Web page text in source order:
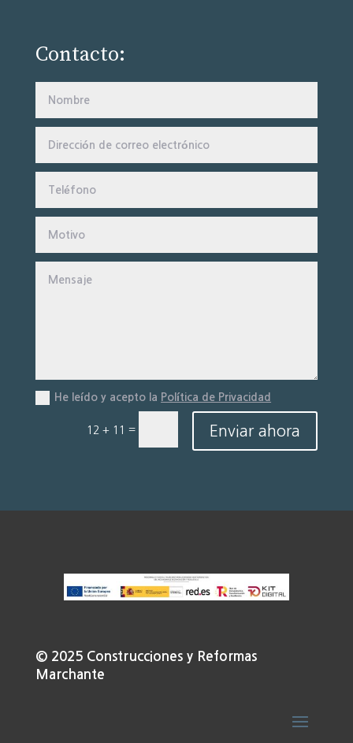
Contacto:
He leído y acepto la Política de Privacidad
12 + 11 = Enviar ahora
© 2025 Construcciones y Reformas
Marchante